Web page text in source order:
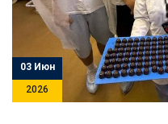
03 Июн
2026